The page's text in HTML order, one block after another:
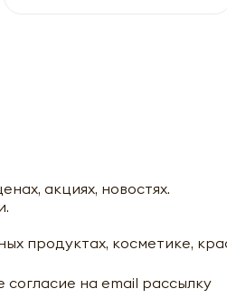
акциях, новостях.
продуктах, косметике,
на email рассылку